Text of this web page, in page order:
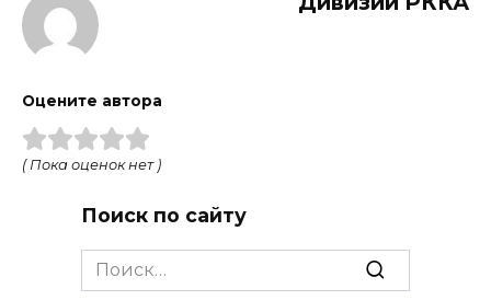
Оцените автора
( Пока оценок нет )
Поиск по сайту
Search
for: